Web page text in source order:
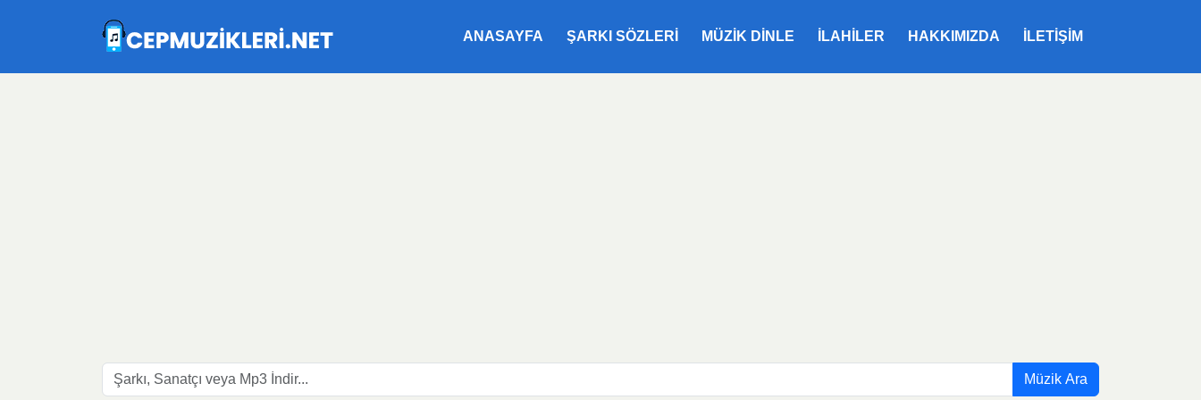
ANASAYFA ŞARKI SÖZLERI MÜZIK DINLE ILAHILER HAKKIMIZDA İLETIŞIM
Müzik Ara